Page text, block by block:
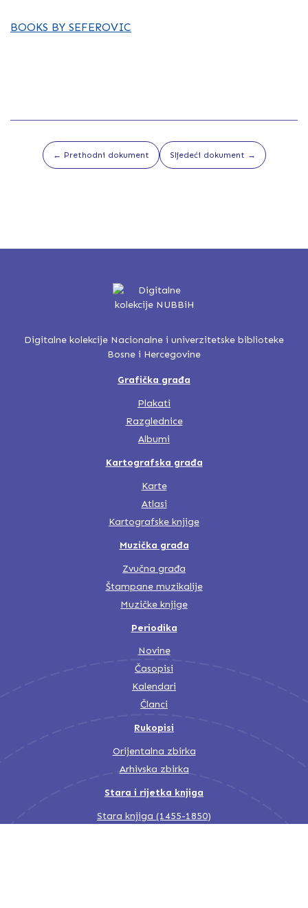
BOOKS BY SEFEROVIC
← Prethodni dokument Sljedeći dokument →
Digitalne kolekcije Nacionalne i univerzitetske biblioteke
Bosne i Hercegovine
Grafička građa
Plakati
Razglednice
Albumi
Kartografska građa
Karte
Atlasi
Kartografske knjige
Muzička građa
Zvučna građa
Štampane muzikalije
Muzičke knjige
Periodika
Novine
Časopisi
Kalendari
Članci
Rukopisi
Orijentalna zbirka
Arhivska zbirka
Stara i rijetka knjiga
Stara knjiga (1455-1850)